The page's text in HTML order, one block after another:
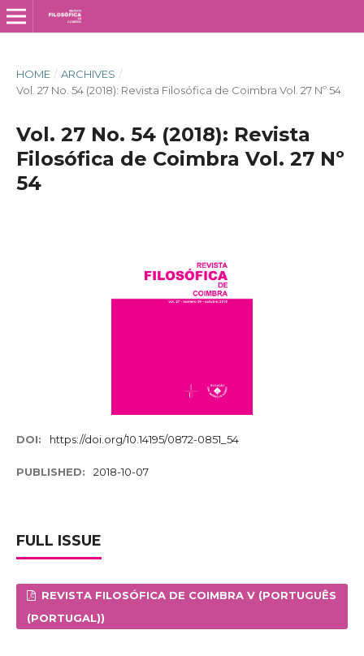
HOME / ARCHIVES /
Vol. 27 No. 54 (2018): Revista Filosófica de Coimbra Vol. 27 Nº 54
Vol. 27 No. 54 (2018): Revista
Filosófica de Coimbra Vol. 27 Nº
54
DOI: https://doi.org/10.14195/0872-0851_54
PUBLISHED: 2018-10-07
FULL ISSUE
REVISTA FILOSÓFICA DE COIMBRA V (PORTUGUÊS
(PORTUGAL))